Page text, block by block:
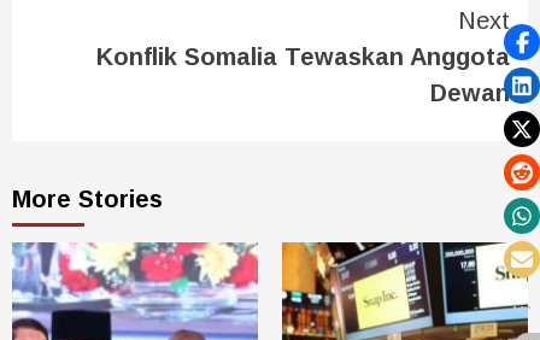
Next
Konflik Somalia Tewaskan Anggota
Dewan
More Stories